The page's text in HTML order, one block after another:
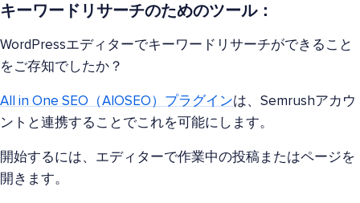
キーワードリサーチのためのツール：
WordPressエディターでキーワードリサーチができること
をご存知でしたか？
All in One SEO（AIOSEO）プラグインは、Semrushアカウ
ントと連携することでこれを可能にします。
開始するには、エディターで作業中の投稿またはページを
開きます。